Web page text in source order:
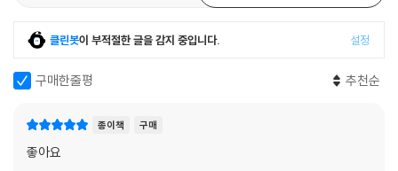
클린봇이 부적절한 글을 감지 중입니다. 설정
구매한줄평 추천순
종이책 구매
좋아요